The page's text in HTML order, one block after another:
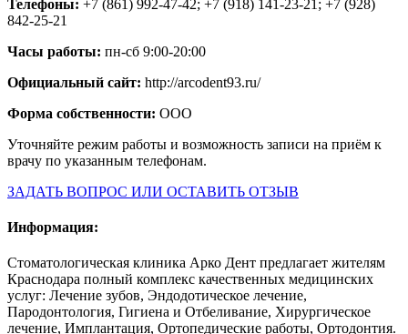
Телефоны: +7 (861) 992-47-42; +7 (918) 141-23-21; +7 (928)
842-25-21
Часы работы: пн-сб 9:00-20:00
Официальный сайт: http://arcodent93.ru/
Форма собственности: ООО
Уточняйте режим работы и возможность записи на приём к
врачу по указанным телефонам.
ЗАДАТЬ ВОПРОС ИЛИ ОСТАВИТЬ ОТЗЫВ
Информация:
Стоматологическая клиника Арко Дент предлагает жителям
Краснодара полный комплекс качественных медицинских
услуг: Лечение зубов, Эндодотическое лечение,
Пародонтология, Гигиена и Отбеливание, Хирургическое
лечение, Имплантация, Ортопедические работы, Ортодонтия.